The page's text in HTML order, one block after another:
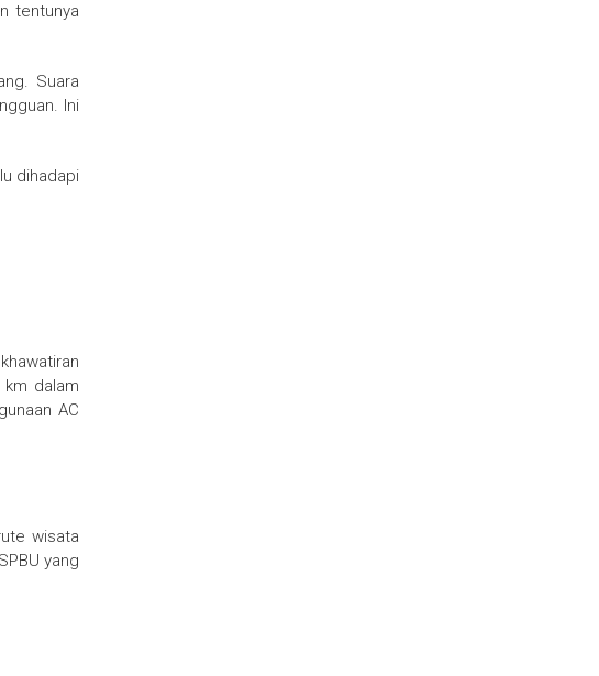
tentunya
Suara
Ini
dihadapi
dalam
AC
wisata
yang